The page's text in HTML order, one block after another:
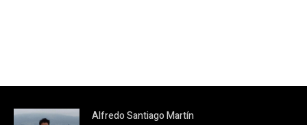
Alfredo Santiago Martín